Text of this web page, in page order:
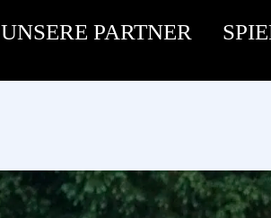
UNSERE PARTNER